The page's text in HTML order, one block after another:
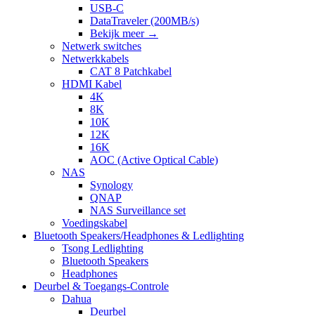
USB-C
DataTraveler (200MB/s)
Bekijk meer →
Netwerk switches
Netwerkkabels
CAT 8 Patchkabel
HDMI Kabel
4K
8K
10K
12K
16K
AOC (Active Optical Cable)
NAS
Synology
QNAP
NAS Surveillance set
Voedingskabel
Bluetooth Speakers/Headphones & Ledlighting
Tsong Ledlighting
Bluetooth Speakers
Headphones
Deurbel & Toegangs-Controle
Dahua
Deurbel